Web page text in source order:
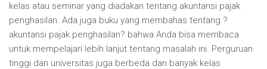
kelas atau seminar yang diadakan tentang akuntansi pajak
penghasilan. Ada juga buku yang membahas tentang ?
akuntansi pajak penghasilan? bahwa Anda bisa membaca
untuk mempelajari lebih lanjut tentang masalah ini. Perguruan
tinggi dan universitas juga berbeda dan banyak kelas